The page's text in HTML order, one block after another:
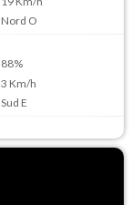
Nord O
88%
3 Km/h
Sud E